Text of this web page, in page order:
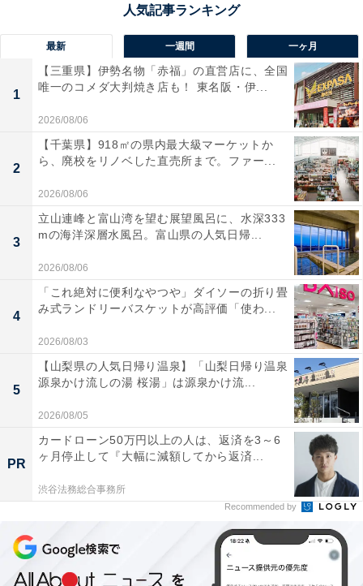
最新 一週間 一ヶ月
1
【三重県】伊勢名物「赤福」の直営店に、全国
唯一のコメダ大判焼き店も！ 東名阪・伊...
2026/08/06
2
【千葉県】918㎡の県内最大級マーケットか
ら、廃校をリノベした直売所まで。ファー...
2026/08/06
3
立山連峰と富山湾を望む展望風呂に、水深333
mの海洋深層水風呂。富山県の人気日帰...
2026/08/06
4
「これ絶対に便利なやつや」ダイソーの折り畳
み式ランドリーバスケットが高評価「使わ...
2026/08/03
5
【山梨県の人気日帰り温泉】「山梨日帰り温泉
源泉かけ流しの湯 桜湯」は源泉かけ流...
2026/08/05
PR
カードローン50万円以上の人は、返済を3～6
ヶ月停止して『大幅に減額してから返済...
渋谷法務総合事務所
Recommended by